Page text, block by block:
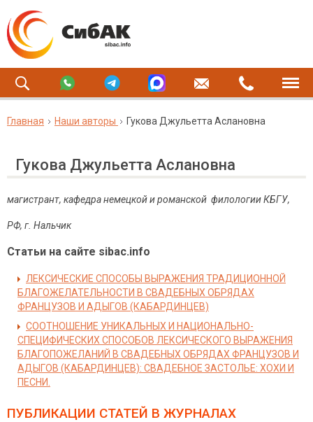
Главная Наши авторы Гукова Джульетта Аслановна
Гукова Джульетта Аслановна
магистрант, кафедра немецкой и романской филологии КБГУ,
РФ, г. Нальчик
Статьи на сайте sibac.info
ЛЕКСИЧЕСКИЕ СПОСОБЫ ВЫРАЖЕНИЯ ТРАДИЦИОННОЙ
БЛАГОЖЕЛАТЕЛЬНОСТИ В СВАДЕБНЫХ ОБРЯДАХ
ФРАНЦУЗОВ И АДЫГОВ (КАБАРДИНЦЕВ)
СООТНОШЕНИЕ УНИКАЛЬНЫХ И НАЦИОНАЛЬНО-
СПЕЦИФИЧЕСКИХ СПОСОБОВ ЛЕКСИЧЕСКОГО ВЫРАЖЕНИЯ
БЛАГОПОЖЕЛАНИЙ В СВАДЕБНЫХ ОБРЯДАХ ФРАНЦУЗОВ И
АДЫГОВ (КАБАРДИНЦЕВ): СВАДЕБНОЕ ЗАСТОЛЬЕ: ХОХИ И
ПЕСНИ.
ПУБЛИКАЦИИ СТАТЕЙ В ЖУРНАЛАХ